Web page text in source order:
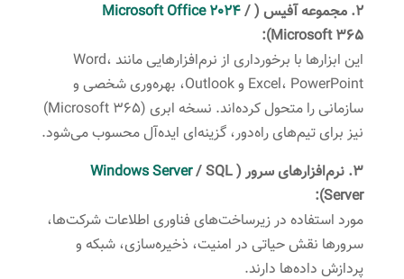
۲. مجموعه آفیس (
Microsoft Office 2024/
Microsoft 365):
این ابزارها با برخورداری از نرم‌افزارهایی مانند Word،
Excel، PowerPoint و Outlook، بهره‌وری شخصی و
سازمانی را متحول کرده‌اند. نسخه ابری (Microsoft 365)
نیز برای تیم‌های راه‌دور، گزینه‌ای ایده‌آل محسوب می‌شود.
۳. نرم‌افزارهای سرور (
Windows Server/ SQL
Server):
مورد استفاده در زیرساخت‌های فناوری اطلاعات شرکت‌ها،
سرورها نقش حیاتی در امنیت، ذخیره‌سازی، شبکه و
پردازش داده‌ها دارند.